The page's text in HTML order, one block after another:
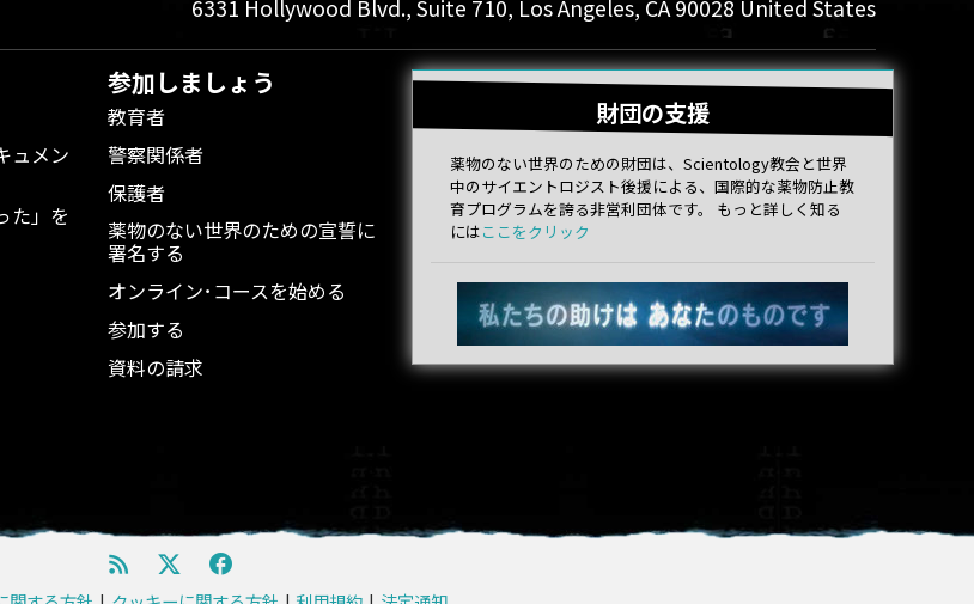
6331 Hollywood Blvd., Suite 710, Los Angeles, CA 90028 United States
ュメン
た」を
参加しましょう
教育者
警察関係者
保護者
薬物のない世界のための宣誓に
署名する
オンライン･コースを始める
参加する
資料の請求
財団の支援
薬物のない世界のための財団は、Scientology教会と世界
中のサイエントロジスト後援による、国際的な薬物防止教
育プログラムを誇る非営利団体です。 もっと詳しく知る
にはここをクリック